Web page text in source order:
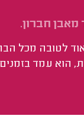
מאבן חברון.
לטובה מכל
הוא עמד